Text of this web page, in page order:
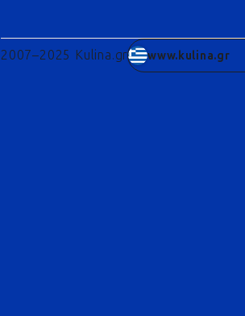
2007–2025 Kulina.gr www.kulina.gr